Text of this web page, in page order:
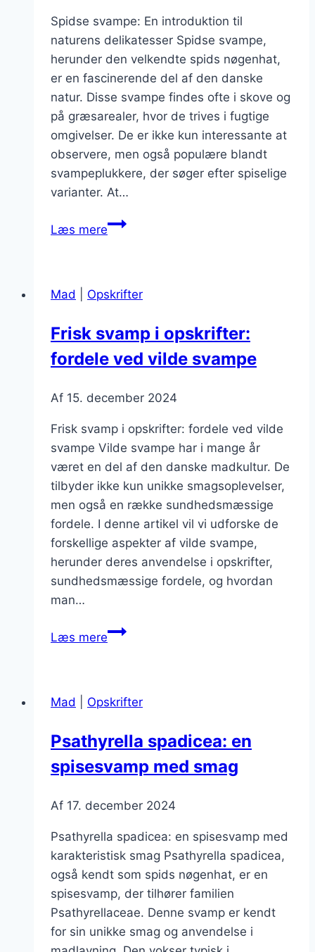
Spidse svampe: En introduktion til
naturens delikatesser Spidse svampe,
herunder den velkendte spids nøgenhat,
er en fascinerende del af den danske
natur. Disse svampe findes ofte i skove og
på græsarealer, hvor de trives i fugtige
omgivelser. De er ikke kun interessante at
observere, men også populære blandt
svampeplukkere, der søger efter spiselige
varianter. At…
Læs mereSpidse
Mad
Opskrifter
Frisk svamp i opskrifter:
fordele ved vilde svampe
Af 15. december 2024
Frisk svamp i opskrifter: fordele ved vilde
svampe Vilde svampe har i mange år
været en del af den danske madkultur. De
tilbyder ikke kun unikke smagsoplevelser,
men også en række sundhedsmæssige
fordele. I denne artikel vil vi udforske de
forskellige aspekter af vilde svampe,
herunder deres anvendelse i opskrifter,
sundhedsmæssige fordele, og hvordan
man…
Læs mereFrisk
fordele
vilde
svampe
Mad Opskrifter
Psathyrella spadicea: en
spisesvamp med smag
Af 17. december 2024
Psathyrella spadicea: en spisesvamp med
karakteristisk smag Psathyrella spadicea,
også kendt som spids nøgenhat, er en
spisesvamp, der tilhører familien
Psathyrellaceae. Denne svamp er kendt
for sin unikke smag og anvendelse i